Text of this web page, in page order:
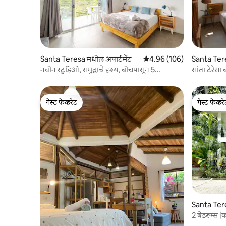
Santa Teresa मधील अपार्टमेंट 5 पैकी 4.96 सरासरी रेटिंग,
4.96 (106)
नवीन स्टुडिओ, समुद्राचे दृश्य, बीचपासून 5
Santa
nas मधील
सांता टेरेसा
गेस्ट फेव्हरेट
गेस्ट फेव्हरेट
गेस्ट
गेस्ट
Santa
पार्टमेंट
2 बेडरूम्स